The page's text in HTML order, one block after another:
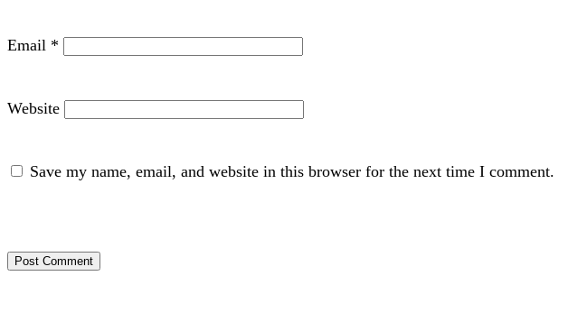
Email *
Website
Save my name, email, and website in this browser for the next time I comment.